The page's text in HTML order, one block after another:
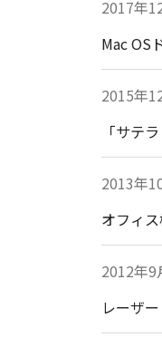
2017年
Mac OS
2015年
「サテ
2013年
オフィ
2012年9
レーザ